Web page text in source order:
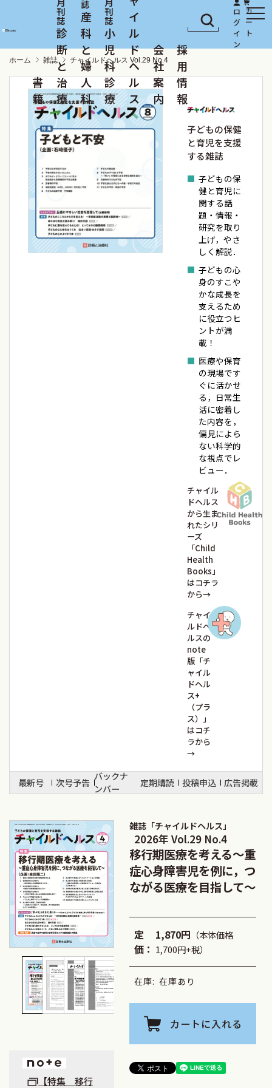
書
籍
診
断
と
治
療
産
科
と
婦
人
科
小
児
科
診
療
イ
ル
ド
ヘ
ル
ス
会
社
案
内
採
用
情
報
ホーム 雑誌 チャイルドヘルス Vol.29 No.4
子どもの保健
と育児を支援
する雑誌
子どもの保
健と育児に
関する話
題・情報・
研究を取り
上げ，やさ
しく解説．
子どもの心
身のすこや
かな成長を
支えるため
に役立つヒ
ントが満
載！
医療や保育
の現場です
ぐに活かせ
る，日常生
活に密着し
た内容を，
偏見によら
ない科学的
な視点でレ
ビュー．
チャイル
ドヘルス
から生ま
れたシリ
ーズ
「Child
Health
Books」
はコチラ
から→
チャイ
ルドヘ
ルスの
note
版「チ
ャイル
ドヘル
ス+
（プラ
ス）」
はコチ
ラから
→
最新号 次号予告
バックナ
ンバー
定期購読 投稿申込 広告掲載
雑誌「チャイルドヘルス」
2026年 Vol.29 No.4
移行期医療を考える～重
症心身障害児を例に，つ
ながる医療を目指して～
定
価：
1,870円 （本体価格
1,700円+税）
在庫: 在庫あり
カートに入れる
【特集 移行